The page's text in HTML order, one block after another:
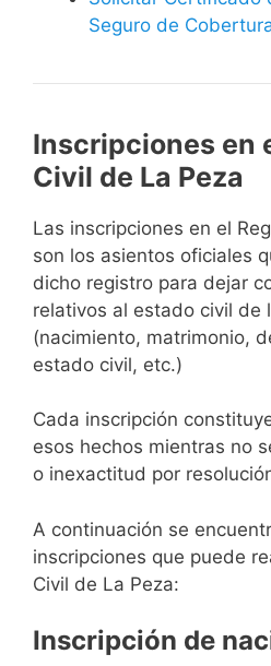
Seguro de
Inscripciones en
Civil de La Peza
Las inscripciones en el
son los asientos oficiales
dicho registro para dejar
relativos al estado civil de
(nacimiento, matrimonio,
estado civil, etc.)
Cada inscripción
esos hechos mientras no
o inexactitud por
A continuación se
inscripciones que puede
Civil de La Peza:
Inscripción de